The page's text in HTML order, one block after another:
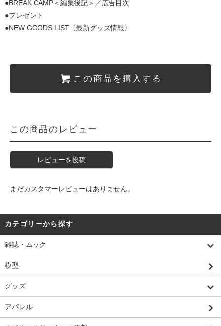
●BREAK CAMP＜編集後記＞／広告目次
●プレゼント
●NEW GOODS LIST〈最新グッズ情報〉
この商品を購入する
この商品のレビュー
レビューを投稿
まだカスタマーレビューはありません。
カテゴリーから探す
雑誌・ムック
模型
グッズ
アパレル